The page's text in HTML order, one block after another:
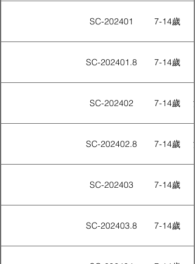
SC-202401 7-14歲
SC-202401.8 7-14歲
SC-202402 7-14歲
SC-202402.8 7-14歲
SC-202403 7-14歲
SC-202403.8 7-14歲